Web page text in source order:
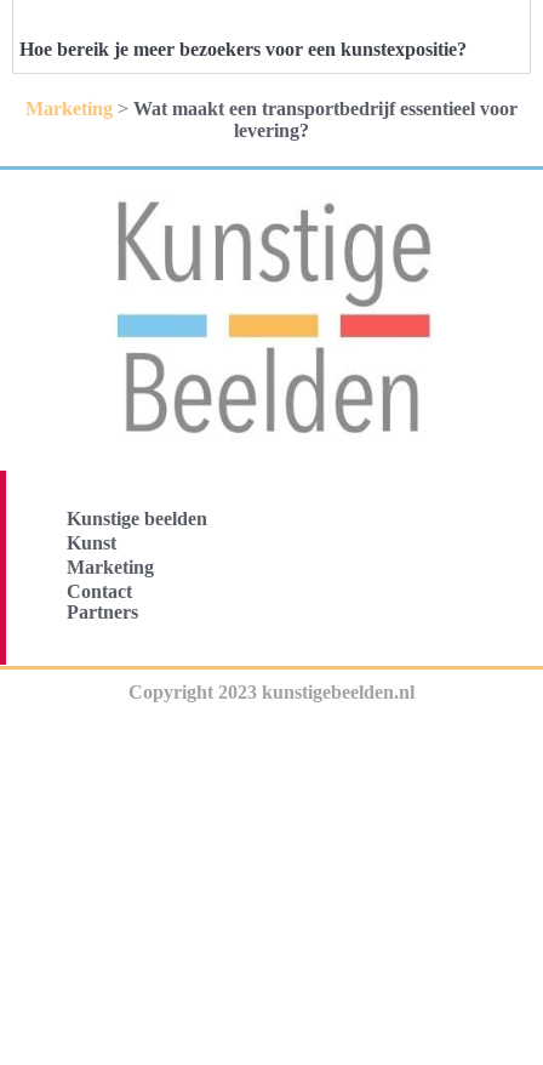
Hoe bereik je meer bezoekers voor een kunstexpositie?
Marketing > Wat maakt een transportbedrijf essentieel voor
levering?
Kunstige beelden
Kunst
Marketing
Contact
Partners
Copyright 2023 kunstigebeelden.nl